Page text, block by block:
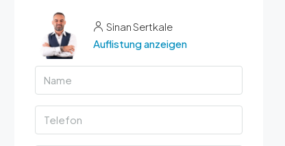
Sinan Sertkale
Auflistung anzeigen